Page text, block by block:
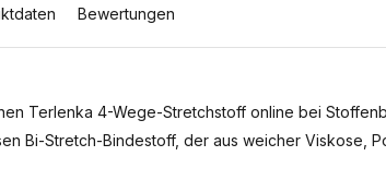
Bewertungen
Terlenka 4-Wege-Stretchstoff online bei
Bi-Stretch-Bindestoff, der aus weicher Viskose,